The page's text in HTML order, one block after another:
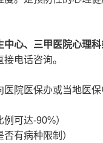
中心、三甲医院心理
电话咨询。
医院医保办或当地医保
可达-90%）
有病种限制）